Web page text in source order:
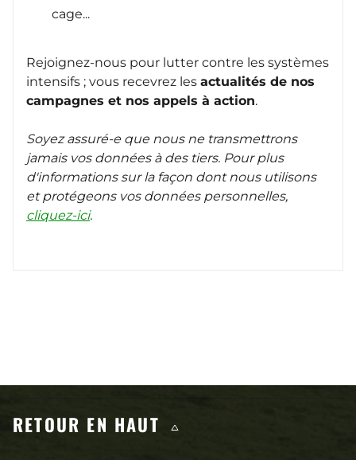
cage...
Rejoignez-nous pour lutter contre les systèmes
intensifs ; vous recevrez les actualités de nos
campagnes et nos appels à action.
Soyez assuré-e que nous ne transmettrons
jamais vos données à des tiers. Pour plus
d'informations sur la façon dont nous utilisons
et protégeons vos données personnelles,
cliquez-ici.
Contenus qui pourraient vous
RETOUR EN HAUT